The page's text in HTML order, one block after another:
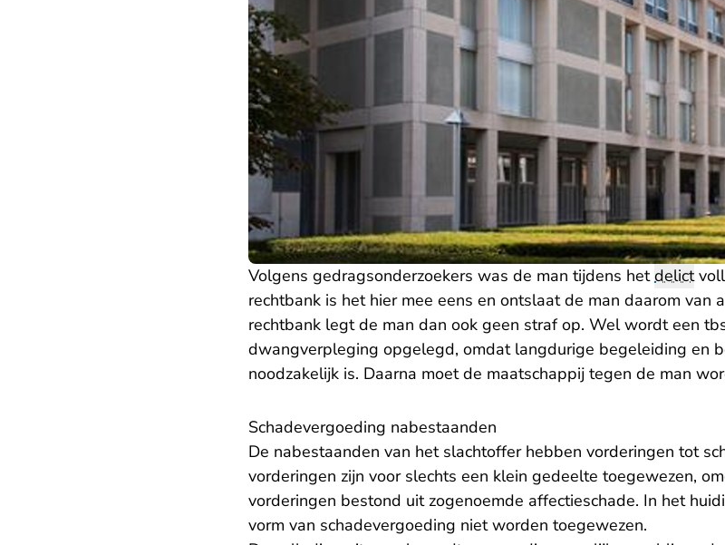
Volgens gedragsonderzoekers was de man tijdens hetdelict
rechtbank is het hier mee eens en ontslaat de man daarom van
rechtbank legt de man dan ook geen straf op. Wel wordt een
dwangverpleging opgelegd, omdat langdurige begeleiding en
noodzakelijk is. Daarna moet de maatschappij tegen de man
Schadevergoeding nabestaanden
De nabestaanden van het slachtoffer hebben vorderingen tot
vorderingen zijn voor slechts een klein gedeelte toegewezen,
vorderingen bestond uit zogenoemde affectieschade. In het
vorm van schadevergoeding niet worden toegewezen.